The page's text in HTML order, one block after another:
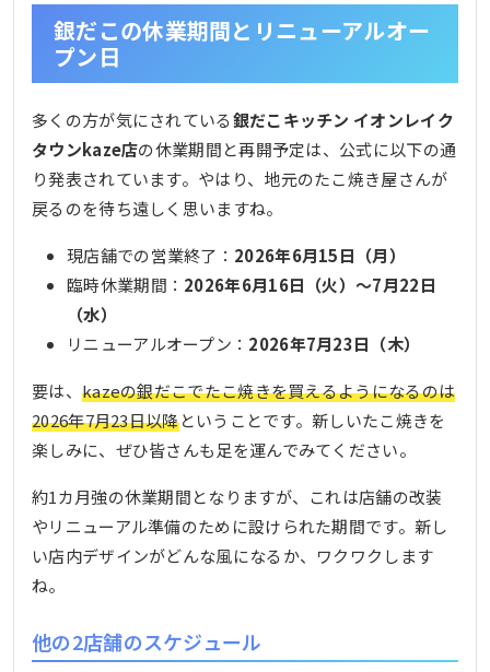
銀だこの休業期間とリニューアルオー
プン日
多くの方が気にされている銀だこキッチン イオンレイク
タウンkaze店の休業期間と再開予定は、公式に以下の通
り発表されています。やはり、地元のたこ焼き屋さんが
戻るのを待ち遠しく思いますね。
現店舗での営業終了： 2026年6月15日（月）
臨時休業期間： 2026年6月16日（火）〜7月22日
（水）
リニューアルオープン： 2026年7月23日（木）
要は、 kazeの銀だこでたこ焼きを買えるようになるのは
2026年7月23日以降ということです。新しいたこ焼きを
楽しみに、ぜひ皆さんも足を運んでみてください。
約1カ月強の休業期間となりますが、これは店舗の改装
やリニューアル準備のために設けられた期間です。新し
い店内デザインがどんな風になるか、ワクワクします
ね。
他の2店舗のスケジュール